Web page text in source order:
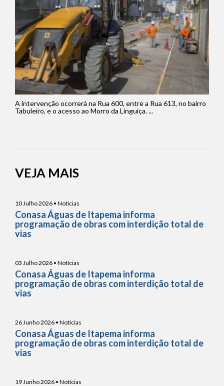
A intervenção ocorrerá na Rua 600, entre a Rua 613, no bairro
Tabuleiro, e o acesso ao Morro da Linguiça. ...
VEJA MAIS
10 Julho 2026 • Notícias
Conasa Águas de Itapema informa
programação de obras com interdição total de
vias
03 Julho 2026 • Notícias
Conasa Águas de Itapema informa
programação de obras com interdição total de
vias
26 Junho 2026 • Notícias
Conasa Águas de Itapema informa
programação de obras com interdição total de
vias
19 Junho 2026 • Notícias